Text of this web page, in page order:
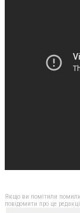
Якщо ви помітили
повідомити про це